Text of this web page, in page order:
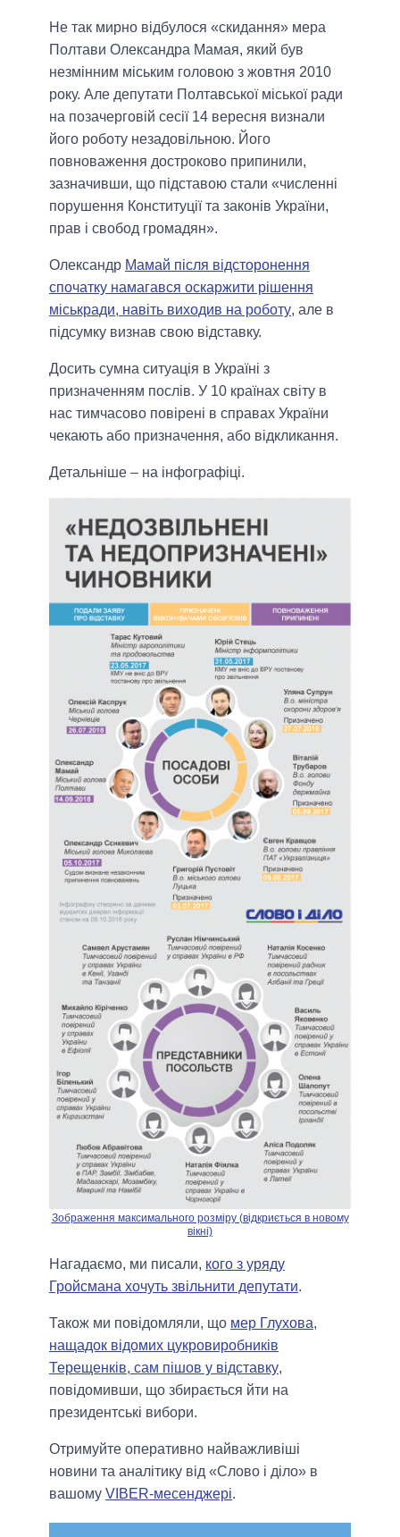
Не так мирно відбулося «скидання» мера
Полтави Олександра Мамая, який був
незмінним міським головою з жовтня 2010
року. Але депутати Полтавської міської ради
на позачерговій сесії 14 вересня визнали
його роботу незадовільною. Його
повноваження достроково припинили,
зазначивши, що підставою стали «численні
порушення Конституції та законів України,
прав і свобод громадян».
Олександр Мамай після відсторонення
спочатку намагався оскаржити рішення
міськради, навіть виходив на роботу, але в
підсумку визнав свою відставку.
Досить сумна ситуація в Україні з
призначенням послів. У 10 країнах світу в
нас тимчасово повірені в справах України
чекають або призначення, або відкликання.
Детальніше – на інфографіці.
Зображення максимального розміру (відкриється в новому
вікні)
Нагадаємо, ми писали, кого з уряду
Гройсмана хочуть звільнити депутати.
Також ми повідомляли, що мер Глухова,
нащадок відомих цукровиробників
Терещенків, сам пішов у відставку,
повідомивши, що збирається йти на
президентські вибори.
Отримуйте оперативно найважливіші
новини та аналітику від «Слово і діло» в
вашому VIBER-месенджері.